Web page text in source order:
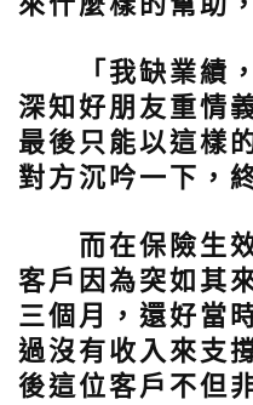
「我缺業績，
深知好朋友重情
最後只能以這樣
對方沉吟一下，
而在保險生效
客戶因為突如其
三個月，還好當
過沒有收入來支
後這位客戶不但